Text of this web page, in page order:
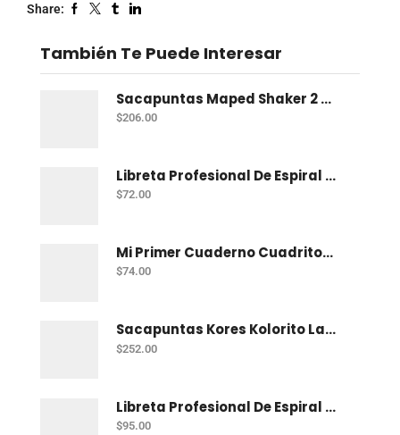
Share:
También Te Puede Interesar
Sacapuntas Maped Shaker 2 Orificios - Bote Con 12
$206.00
Libreta Profesional De Espiral Norma Color 100 H C-7
$72.00
Mi Primer Cuaderno Cuadritos "A" (10Mm) 50 Hojas Norma
$74.00
Sacapuntas Kores Kolorito Lapiz 1 Orif C/20
$252.00
Libreta Profesional De Espiral Printaform Arcoiris Pastel 100 H Ry
$95.00